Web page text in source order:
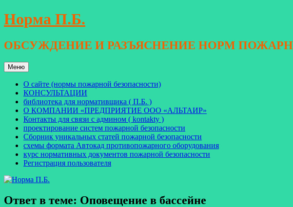
Перейти
к
Норма П.Б.
ОБСУЖДЕНИЕ И РАЗЪЯСНЕНИЕ НОРМ
Меню
О сайте (нормы пожарной безопасности)
КОНСУЛЬТАЦИИ
библиотека для нормативщика ( П.Б. )
О КОМПАНИИ «ПРЕДПРИЯТИЕ ООО «АЛЬТАИР»
Контакты для связи с админом ( kontakty )
проектирование систем пожарной безопасности
Сборник уникальных статей пожарной безопасности
схемы формата Автокад противопожарного оборудования
курс нормативных документов пожарной безопасности
Регистрация пользователя
Ответ в теме: Оповещение в бассейне